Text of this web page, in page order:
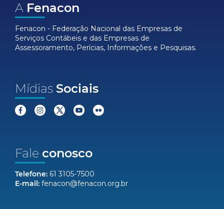
A Fenacon
Fenacon - Federação Nacional das Empresas de
Serviços Contábeis e das Empresas de
Assessoramento, Perícias, Informações e Pesquisas.
Mídias Sociais
Fale conosco
Telefone: 61 3105-7500
E-mail: fenacon@fenacon.org.br